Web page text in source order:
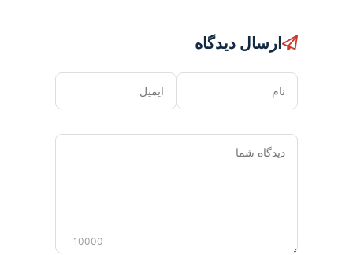
ارسال دیدگاه
نام ایمیل
دیدگاه
10000